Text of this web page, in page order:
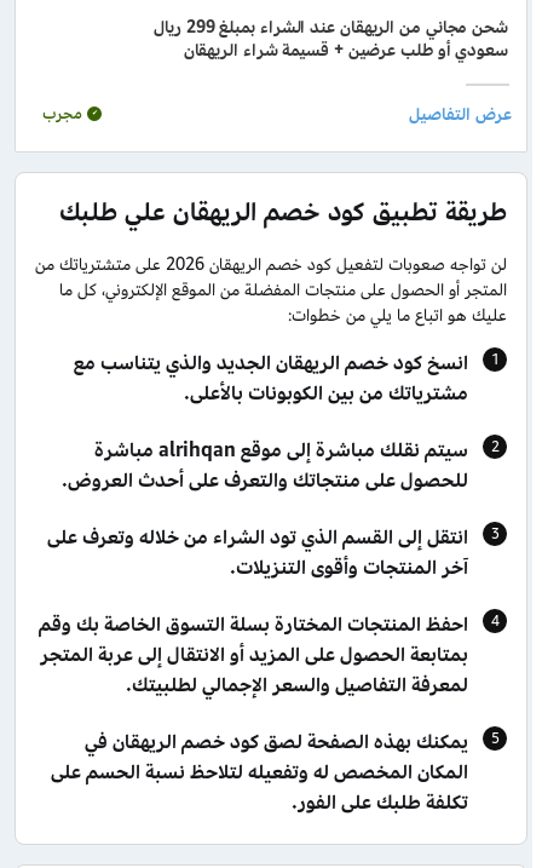
شحن مجاني من الريهقان عند الشراء بمبلغ 299 ريال
سعودي أو طلب عرضين + قسيمة شراء الريهقان
مجرب
طريقة تطبيق كود خصم الريهقان علي طلبك
لن تواجه صعوبات لتفعيل كود خصم الريهقان 2026 على متشترياتك من
المتجر أو الحصول على منتجات المفضلة من الموقع الإلكتروني، كل ما
عليك هو اتباع ما يلي من خطوات:
انسخ كود خصم الريهقان الجديد والذي يتناسب مع
مشترياتك من بين الكوبونات بالأعلى.
سيتم نقلك مباشرة إلى موقع alrihqan مباشرة
للحصول على منتجاتك والتعرف على أحدث العروض.
انتقل إلى القسم الذي تود الشراء من خلاله وتعرف على
آخر المنتجات وأقوى التنزيلات.
احفظ المنتجات المختارة بسلة التسوق الخاصة بك وقم
بمتابعة الحصول على المزيد أو الانتقال إلى عربة المتجر
لمعرفة التفاصيل والسعر الإجمالي لطلبيتك.
يمكنك بهذه الصفحة لصق كود خصم الريهقان في
المكان المخصص له وتفعيله لتلاحظ نسبة الحسم على
تكلفة طلبك على الفور.